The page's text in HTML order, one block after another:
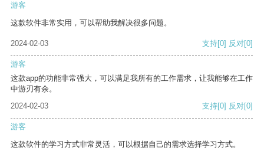
游客
这款软件非常实用，可以帮助我解决很多问题。
2024-02-03 支持[0] 反对[0]
游客
这款app的功能非常强大，可以满足我所有的工作需求，让我能够在工作
中游刃有余。
2024-02-03
支持[0] 反对[0]
游客
这款软件的学习方式非常灵活，可以根据自己的需求选择学习方式。